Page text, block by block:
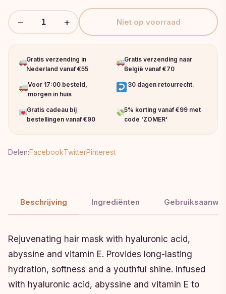
− + Niet op voorraad
Gratis verzending in
Nederland vanaf €55
Gratis verzending naar
België vanaf €70
Voor 17:00 besteld,
morgen in huis
30 dagen retourrecht.
Gratis cadeau bij
bestellingen vanaf €90
5% korting vanaf €99 met
code 'ZOMER'
Delen:FacebookTwitterPinterest
Beschrijving Ingrediënten
Rejuvenating hair mask with hyaluronic acid,
abyssine and vitamin E. Provides long-lasting
hydration, softness and a youthful shine. Infused
with hyaluronic acid, abyssine and vitamin E to